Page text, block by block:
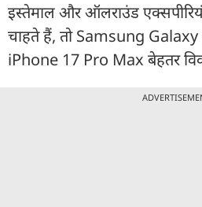
इस्तेमाल और ऑलराउंड
चाहते हैं, तो Samsung
iPhone 17 Pro Max बेहतर